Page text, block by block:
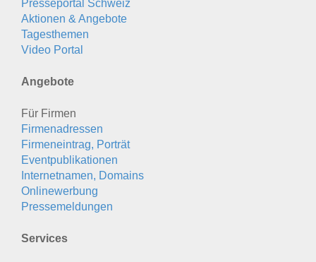
Presseportal Schweiz
Aktionen & Angebote
Tagesthemen
Video Portal
Angebote
Für Firmen
Firmenadressen
Firmeneintrag, Porträt
Eventpublikationen
Internetnamen, Domains
Onlinewerbung
Pressemeldungen
Services